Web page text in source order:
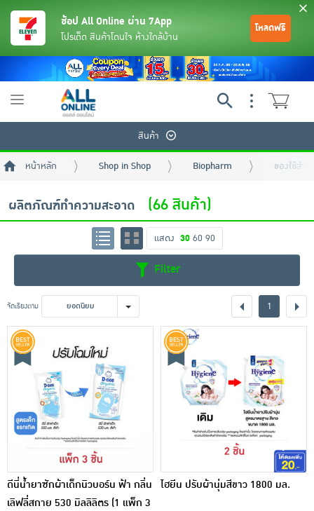
เครื่องดื่มและผงชงดื่ม
เครื่องปรุงรสและของแห้ง
ขนมขบเคี้ยว และช็อคโกแลต
อาหารสด ผัก ผลไม้และเบเกอรี่
พระเครื่อง test pop
ช้อป All Online ผ่าน 7App
โปรเด็ด สินค้าโดนใจ ห้างใกล้บ้าน
โหลดฟรี
Toggle
สินค้า
หน้าหลัก Shop in Shop Biopharm ของใช้สำ
ผลิตภัณฑ์ทำความสะอาด (66 สินค้า)
แสดง 30 60 90
Filter
จัดเรียงตาม ยอดนิยม 1
ดีนี่น้ำยาซักผ้าเด็กนิวบอร์น ฟ้า กลิ่น
เลิฟลี่สกาย 530 มิลลิลิตร (1 แพ็ก 3
ไฮยีน ปรับผ้านุ่มสีขาว 1800 มล.